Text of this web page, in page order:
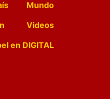
Mundo
Videos
en DIGITAL